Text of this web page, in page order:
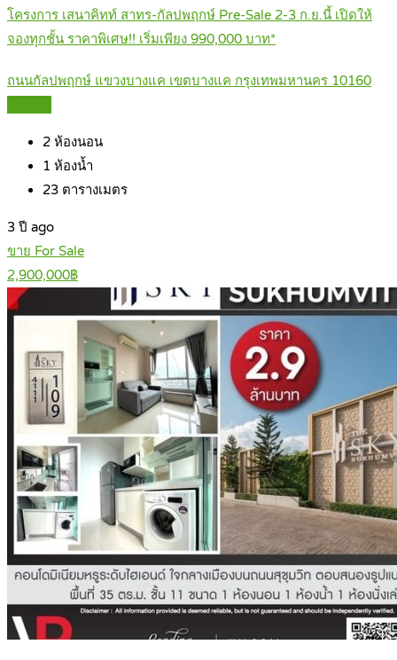
โครงการ เสนาคิทท์ สาทร-กัลปพฤกษ์ Pre-Sale 2-3 ก.ย.นี้ เปิดให้
จองทุกชั้น ราคาพิเศษ!! เริ่มเพียง 990,000 บาท*
ถนนกัลปพฤกษ์ แขวงบางแค เขตบางแค กรุงเทพมหานคร 10160
2 ห้องนอน
1 ห้องน้ำ
23 ตารางเมตร
3 ปี ago
ขาย For Sale
2,900,000฿